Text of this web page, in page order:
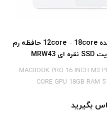
مک بوک پرو 16 اینچ M3 Pro پردازنده 12core – 18core حافظه رم
MACBOOK PRO 16 INCH M3
CORE GPU 18GB RAM
بگیرید